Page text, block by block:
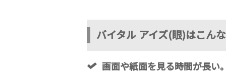
バイタル アイズ(眼)はこん
画面や紙面を見る時間が長い